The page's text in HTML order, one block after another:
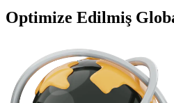
Optimize Edilmiş